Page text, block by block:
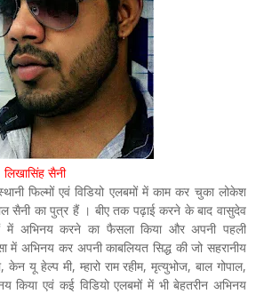
लिखासिंह सैनी
फिल्मों एवं विडियो एलबमों में काम कर चुका लोकेश
सैनी का पुत्र हैं । बीए तक पढ़ाई करने के बाद वासुदेव
में अभिनय करने का फैसला किया और अपनी पहली
में अभिनय कर अपनी काबलियत सिद्ध की जो सहरानीय
यू हेल्प मी, म्हारो राम रहीम, मृत्युभोज, बाल गोपाल,
किया एवं कई विडियो एलबमों में भी बेहतरीन अभिनय